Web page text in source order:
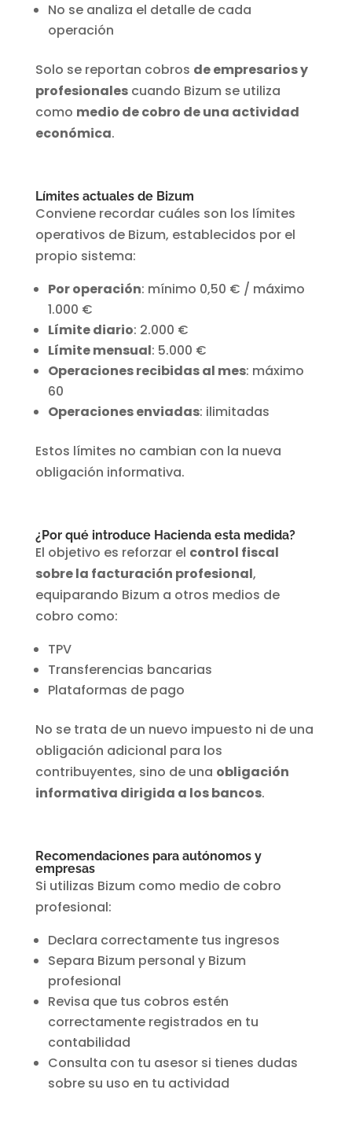
No se analiza el detalle de cada
operación
Solo se reportan cobros de empresarios y
profesionalescuando Bizum se utiliza
como medio de cobro de una actividad
económica.
Límites actuales de Bizum
Conviene recordar cuáles son los límites
operativos de Bizum, establecidos por el
propio sistema:
Por operación: mínimo 0,50 € / máximo
1.000 €
Límite diario: 2.000 €
Límite mensual: 5.000 €
Operaciones recibidas al mes: máximo
60
Operaciones enviadas: ilimitadas
Estos límites no cambian con la nueva
obligación informativa.
¿Por qué introduce Hacienda esta medida?
El objetivo es reforzar el control fiscal
sobre la facturación profesional,
equiparando Bizum a otros medios de
cobro como:
TPV
Transferencias bancarias
Plataformas de pago
No se trata de un nuevo impuesto ni de una
obligación adicional para los
contribuyentes, sino de una obligación
informativa dirigida a los bancos.
Recomendaciones para autónomos y
empresas
Si utilizas Bizum como medio de cobro
profesional:
Declara correctamente tus ingresos
Separa Bizum personal y Bizum
profesional
Revisa que tus cobros estén
correctamente registrados en tu
contabilidad
Consulta con tu asesor si tienes dudas
sobre su uso en tu actividad